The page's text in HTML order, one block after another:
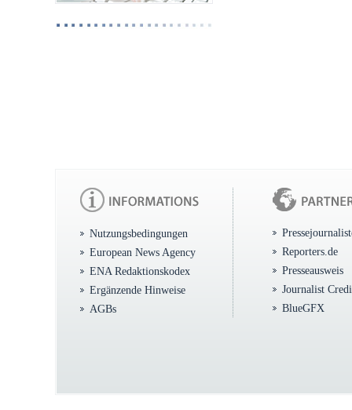
Nutzungsbedingungen
European News Agency
ENA Redaktionskodex
Ergänzende Hinweise
AGBs
Reporters.de
Presseausweis
Journalist
BlueGFX